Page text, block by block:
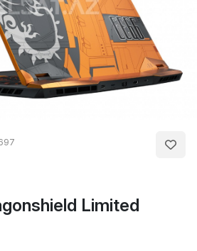
Limited